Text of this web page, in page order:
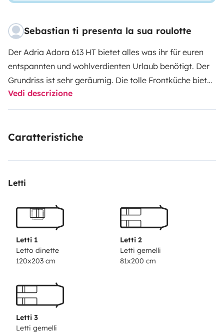
Sebastian ti presenta la sua roulotte
Der Adria Adora 613 HT bietet alles was ihr für euren
entspannten und wohlverdienten Urlaub benötigt. Der
Grundriss ist sehr geräumig. Die tolle Frontküche bietet
einen super Ausblick aus dem Panoramafenster. An
heißen Tagen könnt ihr die Klimaanlage (im Stauraum)
separater Dusche. Das Maximalgewicht von 2.000 kg
ATC-System seid ihr sicher und zügig unterwegs.
sehr fix und ohne Anstrengung. Es ist alles an Bord was
ihr braucht, einfach eure persönlichen Sachen
mitbringen und Abfahrt.
Vedi descrizione
Caratteristiche
Letti
Letti 1
Letto dinette
120x203 cm
Letti 2
Letti gemelli
81x200 cm
Letti 3
Letti gemelli